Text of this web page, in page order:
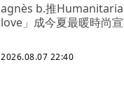
agnès b.推Humanitarian系
love」成今夏最暖時尚
2026.08.07 22:40